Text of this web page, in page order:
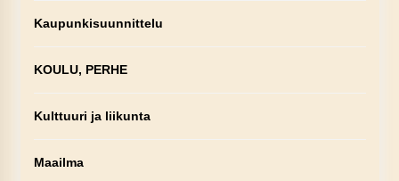
Kaupunkisuunnittelu
KOULU, PERHE
Kulttuuri ja liikunta
Maailma